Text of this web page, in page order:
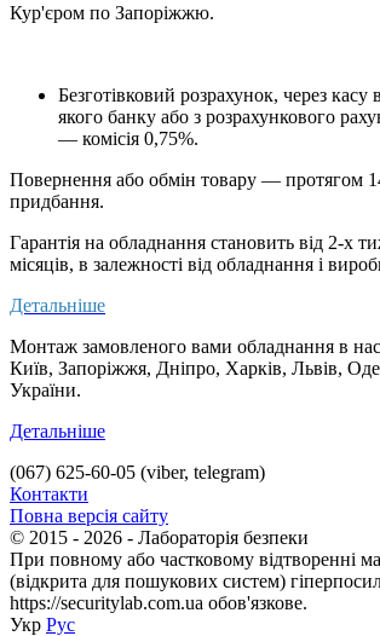
Кур'єром по Запоріжжю.
Безготівковий розрахунок, через касу
якого банку або з розрахункового
— комісія 0,75%.
Повернення або обмін товару — протягом
придбання.
Гарантія на обладнання становить від 2-х
місяців, в залежності від обладнання і
Детальніше
Монтаж замовленого вами обладнання в
Київ, Запоріжжя, Дніпро, Харків, Львів,
України.
Детальніше
(067) 625-60-05 (viber, telegram)
Контакти
Повна версія сайту
© 2015 - 2026 - Лабораторія безпеки
При повному або частковому відтворенні
(відкрита для пошукових систем)
https://securitylab.com.ua обов'язкове.
Укр Рус